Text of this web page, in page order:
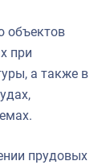
объектов
при
а также в
прудовых